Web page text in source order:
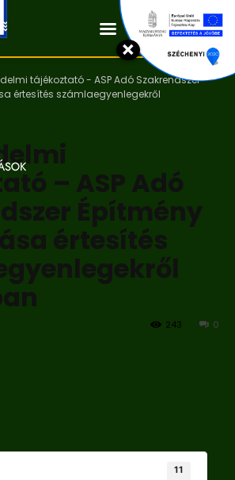
Kapcsolat
tájékoztató - ASP Adó Szakrendszer
értesítés számlaegyenlegekről
– ASP Adó
Építmény
értesítés
0
243
11
×